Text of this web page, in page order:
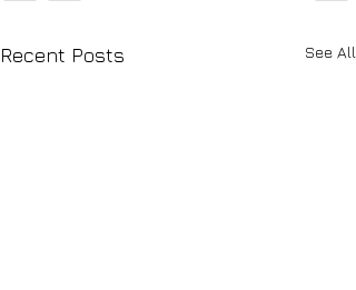
Recent Posts See All